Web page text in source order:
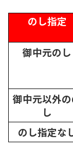
のし指定
御中元のし
御中元以外
し
のし指定な